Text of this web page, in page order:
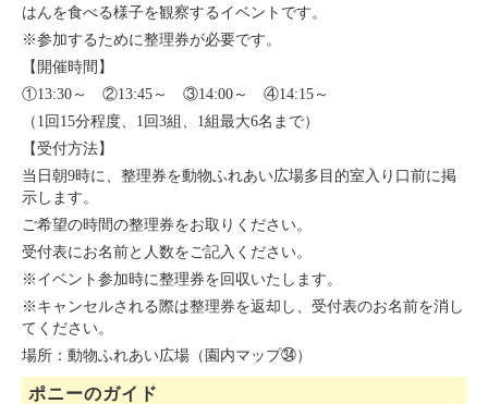
はんを食べる様子を観察するイベントです。
※参加するために整理券が必要です。
【開催時間】
①13:30～ ②13:45～ ③14:00～ ④14:15～
（1回15分程度、1回3組、1組最大6名まで）
【受付方法】
当日朝9時に、整理券を動物ふれあい広場多目的室入り口前に掲
示します。
ご希望の時間の整理券をお取りください。
受付表にお名前と人数をご記入ください。
※イベント参加時に整理券を回収いたします。
※キャンセルされる際は整理券を返却し、受付表のお名前を消し
てください。
場所：動物ふれあい広場（園内マップ㉞）
ポニーのガイド